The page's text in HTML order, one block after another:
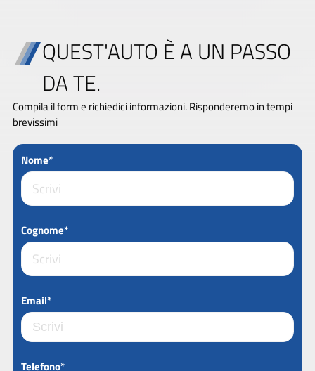
QUEST'AUTO È A UN PASSO
DA TE.
Compila il form e richiedici informazioni. Risponderemo in tempi
brevissimi
Nome*
Cognome*
Email*
Telefono*